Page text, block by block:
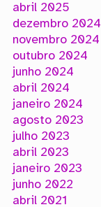
abril 2025
dezembro 2024
novembro 2024
outubro 2024
junho 2024
abril 2024
janeiro 2024
agosto 2023
julho 2023
abril 2023
janeiro 2023
junho 2022
abril 2021